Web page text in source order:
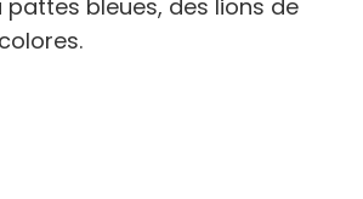
bleues, des lions de